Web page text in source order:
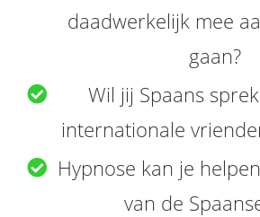
daadwerkelijk mee
gaan?
Wil jij Spaans
internationale
Hypnose kan je
van de